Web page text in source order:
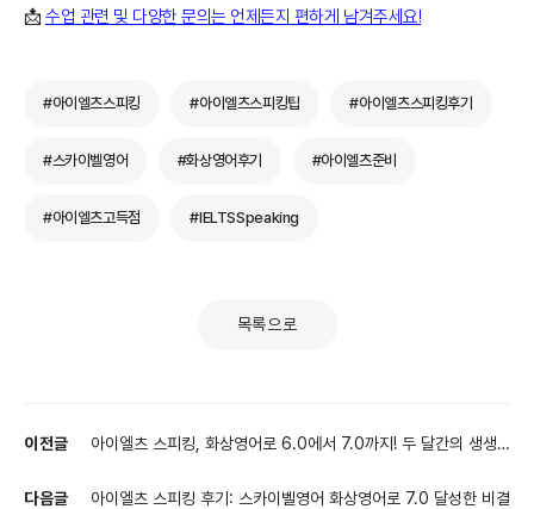
📩수업 관련 및 다양한 문의는 언제든지 편하게 남겨주세요!
#아이엘츠스피킹 #아이엘츠스피킹팁 #아이엘츠스피킹후기
#스카이벨영어 #화상영어후기 #아이엘츠준비
#아이엘츠고득점 #IELTSSpeaking
목록으로
이전글
아이엘츠 스피킹, 화상영어로 6.0에서 7.0까지! 두 달간의 생생
다음글
아이엘츠 스피킹 후기: 스카이벨영어 화상영어로 7.0 달성한 비결